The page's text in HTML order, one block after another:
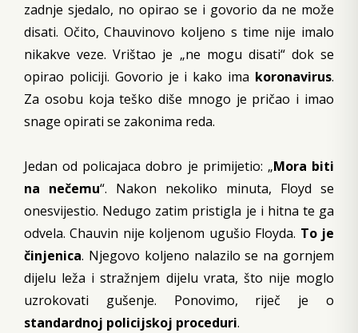
zadnje sjedalo, no opirao se i govorio da ne može
disati. Očito, Chauvinovo koljeno s time nije imalo
nikakve veze. Vrištao je „ne mogu disati“ dok se
opirao policiji. Govorio je i kako ima koronavirus.
Za osobu koja teško diše mnogo je pričao i imao
snage opirati se zakonima reda.
Jedan od policajaca dobro je primijetio: „Mora biti
na nečemu“. Nakon nekoliko minuta, Floyd se
onesvijestio. Nedugo zatim pristigla je i hitna te ga
odvela. Chauvin nije koljenom ugušio Floyda. To je
činjenica. Njegovo koljeno nalazilo se na gornjem
dijelu leža i stražnjem dijelu vrata, što nije moglo
uzrokovati gušenje. Ponovimo, riječ je o
standardnoj policijskoj proceduri.